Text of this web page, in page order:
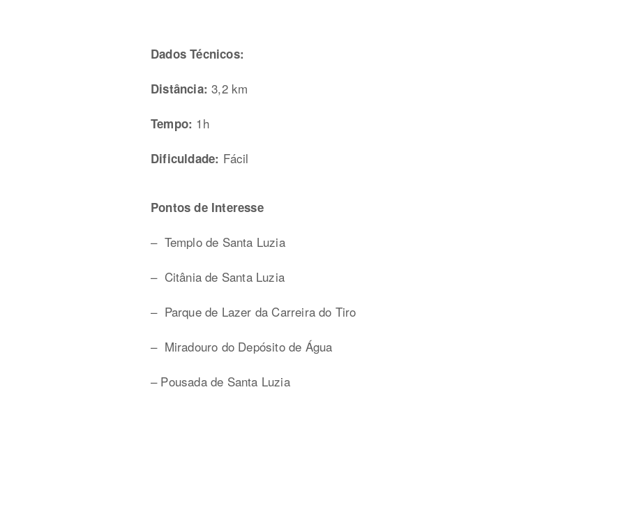
Dados Técnicos:
Distância: 3,2 km
Tempo: 1h
Dificuldade: Fácil
Pontos de Interesse
– Templo de Santa Luzia
– Citânia de Santa Luzia
– Parque de Lazer da Carreira do Tiro
– Miradouro do Depósito de Água
– Pousada de Santa Luzia